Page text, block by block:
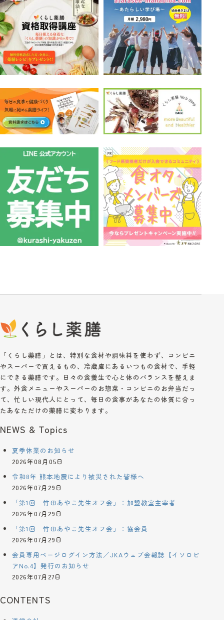
「くらし薬膳」とは、特別な食材や調味料を使わず、コンビニ
やスーパーで買えるもの、冷蔵庫にあるいつもの食材で、手軽
にできる薬膳です。日々の食養生で心と体のバランスを整えま
す。外食メニューやスーパーのお惣菜・コンビニのお弁当だっ
て、忙しい現代人にとって、毎日の食事があなたの体質に合っ
たあなただけの薬膳に変わります。
NEWS & Topics
夏季休業のお知らせ
2026年08月05日
令和8年 熊本地震により被災された皆様へ
2026年07月29日
「第1回 竹田あやこ先生オフ会」：加盟教室主宰者
2026年07月29日
「第1回 竹田あやこ先生オフ会」：協会員
2026年07月29日
会員専用ページログイン方法／JKAウェブ会報誌【イソロピ
アNo.4】発行のお知らせ
2026年07月27日
CONTENTS